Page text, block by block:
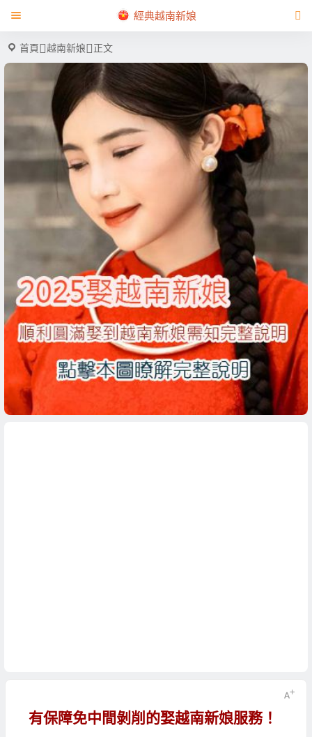
經典越南新娘
首頁 越南新娘 正文
有保障免中間剝削的娶越南新娘服務！